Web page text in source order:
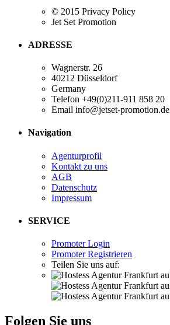
© 2015 Privacy Policy
Jet Set Promotion
ADRESSE
Wagnerstr. 26
40212 Düsseldorf
Germany
Telefon +49(0)211-911 858 20
Email info@jetset-promotion.de
Navigation
Agenturprofil
Kontakt zu uns
AGB
Datenschutz
Impressum
SERVICE
Promoter Login
Promoter Registrieren
Teilen Sie uns auf:
Folgen Sie uns